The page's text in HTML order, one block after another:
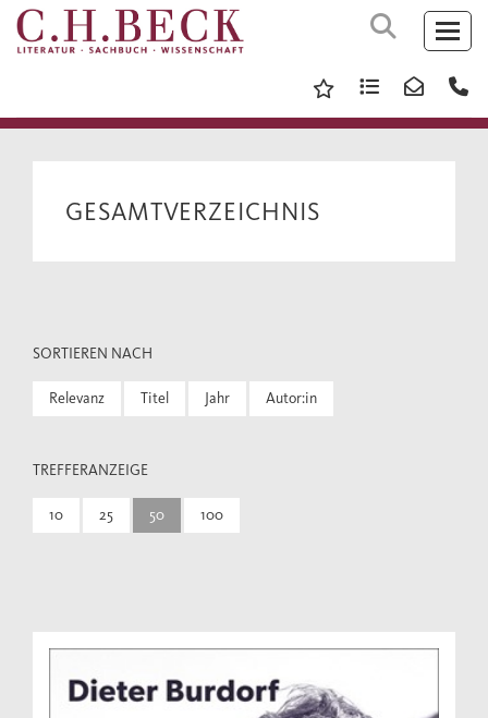
GESAMTVERZEICHNIS
SORTIEREN NACH
Relevanz Titel Jahr Autor:in
TREFFERANZEIGE
10 25 50 100